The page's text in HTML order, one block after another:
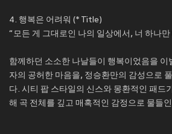
4. 행복은 어려워 (* Title)
“모든 게 그대로인 나의 일상에서, 너 하나만
함께하던 소소한 나날들이 행복이었음을 이
자의 공허한 마음을, 정승환만의 감성으로
다. 시티 팝 스타일의 신스와 몽환적인 패드
해 곡 전체를 깊고 매혹적인 감정으로 물들